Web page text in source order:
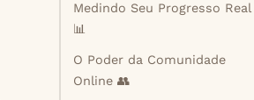
Medindo Seu Progresso Real
📊
O Poder da Comunidade
Online 👥